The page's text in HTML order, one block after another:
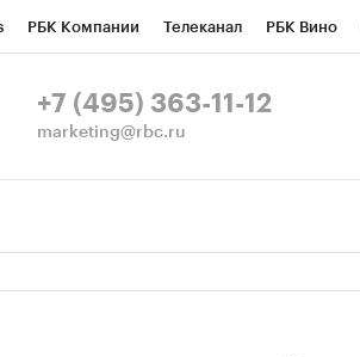
РБК Компании Телеканал РБК Вино
СПб Спецпроекты
+7 (495) 363-11-12
marketing@rbc.ru